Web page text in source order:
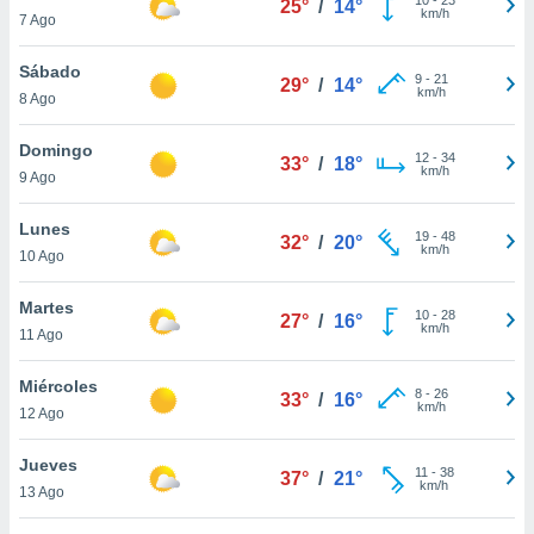
más
nuestra
y
de
disponible
cookies
aceptar
7 Ago
25° / 14°
km/h
Sábado
8 Ago
29° / 14° 9- 21
km/h
Domingo
9 Ago
33° / 18° 12- 34
km/h
Lunes
10 Ago
32° / 20° 19- 48
km/h
Martes
11 Ago
27° / 16° 10- 28
km/h
Miércoles
12 Ago
33° / 16° 8- 26
km/h
Jueves
13 Ago
37° / 21° 11 - 38
km/h